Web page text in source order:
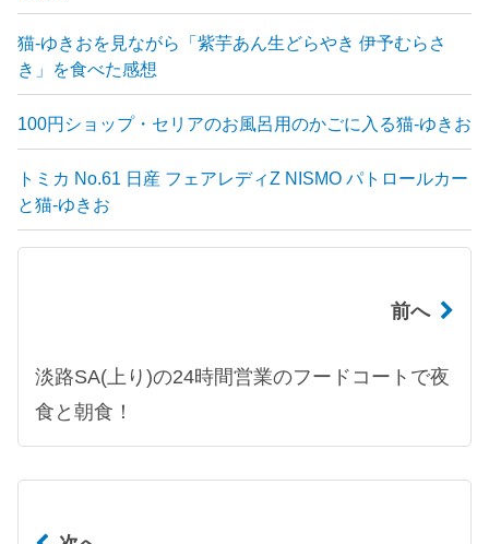
猫-ゆきおを見ながら「紫芋あん生どらやき 伊予むらさ
き」を食べた感想
100円ショップ・セリアのお風呂用のかごに入る猫-ゆきお
トミカ No.61 日産 フェアレディZ NISMO パトロールカー
と猫-ゆきお
前へ
淡路SA(上り)の24時間営業のフードコートで夜
食と朝食！